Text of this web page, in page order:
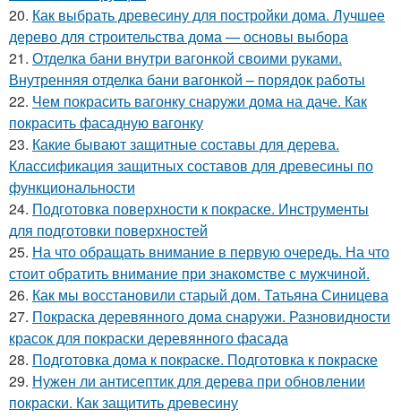
20. Как выбрать древесину для постройки дома. Лучшее
дерево для строительства дома — основы выбора
21. Отделка бани внутри вагонкой своими руками.
Внутренняя отделка бани вагонкой – порядок работы
22. Чем покрасить вагонку снаружи дома на даче. Как
покрасить фасадную вагонку
23. Какие бывают защитные составы для дерева.
Классификация защитных составов для древесины по
функциональности
24. Подготовка поверхности к покраске. Инструменты
для подготовки поверхностей
25. На что обращать внимание в первую очередь. На что
стоит обратить внимание при знакомстве с мужчиной.
26. Как мы восстановили старый дом. Татьяна Синицева
27. Покраска деревянного дома снаружи. Разновидности
красок для покраски деревянного фасада
28. Подготовка дома к покраске. Подготовка к покраске
29. Нужен ли антисептик для дерева при обновлении
покраски. Как защитить древесину